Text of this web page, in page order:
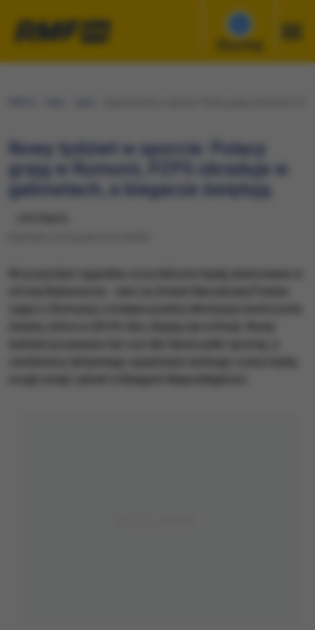
Słuchaj
Nowy tydzień w sporcie: Polacy
grają w Rumunii, PZPS obraduje w
gabinetach, a biegacze świętują